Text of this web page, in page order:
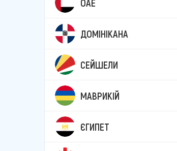
ОАЕ
ДОМІНІКАНА
СЕЙШЕЛИ
МАВРИКІЙ
ЄГИПЕТ